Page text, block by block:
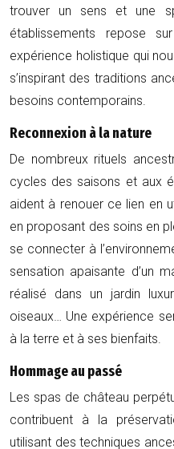
trouver un sens et une
établissements repose
expérience holistique qui
s’inspirant des traditions
besoins contemporains.
Reconnexion à la nature
De nombreux rituels
cycles des saisons et aux
aident à renouer ce lien en
en proposant des soins en
se connecter à
sensation apaisante d’un
réalisé dans un jardin
oiseaux… Une expérience
à la terre et à ses bienfaits.
Hommage au passé
Les spas de château
contribuent à la
utilisant des techniques